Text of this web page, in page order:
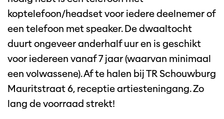
koptelefoon/headset voor iedere deelnemer of
een telefoon met speaker. De dwaaltocht
duurt ongeveer anderhalf uur en is geschikt
voor iedereen vanaf 7 jaar (waarvan minimaal
een volwassene). Af te halen bij TR Schouwburg
Mauritstraat 6, receptie artiesteningang. Zo
lang de voorraad strekt!